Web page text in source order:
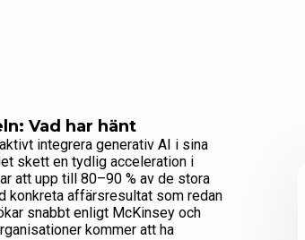
Vad har hänt
integrera generativ AI i sina
skett en tydlig acceleration i
att upp till 80–90 % av de stora
konkreta affärsresultat som redan
snabbt enligt McKinsey och
kommer att ha